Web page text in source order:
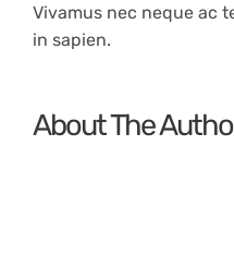
Vivamus nec neque ac
in sapien.
About The